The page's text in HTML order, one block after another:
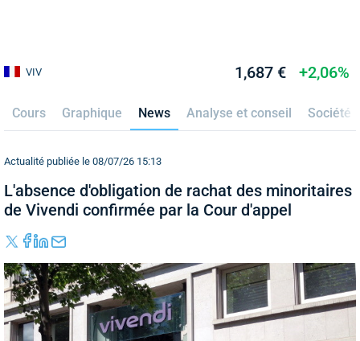
VIV 1,687 € +2,06%
Cours Graphique News Analyse et conseil Société
Actualité publiée le 08/07/26 15:13
L'absence d'obligation de rachat des minoritaires
de Vivendi confirmée par la Cour d'appel